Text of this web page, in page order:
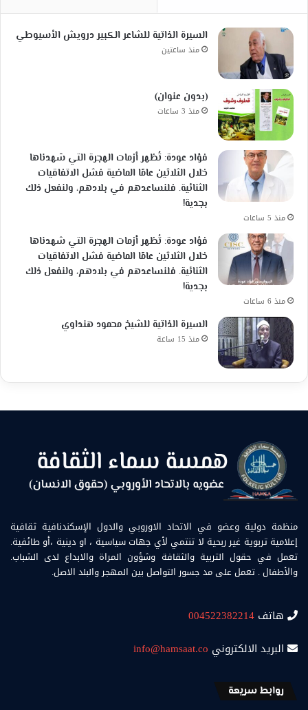
السيرة الذاتية للشاعر الكبير درويش الأسيوطي
منذ ساعتين
(بدون عنوان)
منذ 3 ساعات
فؤاد عودة: تُظهر أزمات الهجرة التي شهدناها
خلال الثلاثين عامًا الماضية فشل الاتفاقيات
الثنائية. فلنساعدهم في بلادهم، ولنفعل ذلك
بجدية!
منذ 5 ساعات
فؤاد عودة: تُظهر أزمات الهجرة التي شهدناها
خلال الثلاثين عامًا الماضية فشل الاتفاقيات
الثنائية. فلنساعدهم في بلادهم، ولنفعل ذلك
بجدية!
منذ 6 ساعات
السيرة الذاتية للشيخ محمود هنداوي
منذ 15 ساعة
منظمة دولية وعضو في الاتحاد الاوروبي والدول الإسكندنافية ثقافية
إعلامية تربوية غير ربحية لا تنتمي لأي جهات سياسية ، او دينية ،أو طائفية.
تعمل في حقول التربية والثقافة وشؤون المراة والابداع لدى الشباب.
والأطفال . تعمل على مد جسور التواصل بين المهجر والبلد الاصل.
هاتف 004522382214
البريد الالكتروني info@hamsaat.co
روابط سريعة